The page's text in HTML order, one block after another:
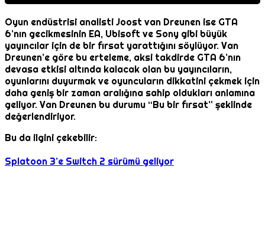
Oyun endüstrisi analisti Joost van Dreunen ise GTA
6’nın gecikmesinin EA, Ubisoft ve Sony gibi büyük
yayıncılar için de bir fırsat yarattığını söylüyor. Van
Dreunen’e göre bu erteleme, aksi takdirde GTA 6’nın
devasa etkisi altında kalacak olan bu yayıncıların,
oyunlarını duyurmak ve oyuncuların dikkatini çekmek için
daha geniş bir zaman aralığına sahip oldukları anlamına
geliyor. Van Dreunen bu durumu “Bu bir fırsat” şeklinde
değerlendiriyor.
Bu da ilgini çekebilir:
Splatoon 3’e Switch 2 sürümü geliyor